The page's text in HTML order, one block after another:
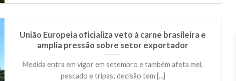
União Europeia oficializa veto à carne brasileira e
amplia pressão sobre setor exportador
Medida entra em vigor em setembro e também afeta mel,
pescado e tripas; decisão tem [...]